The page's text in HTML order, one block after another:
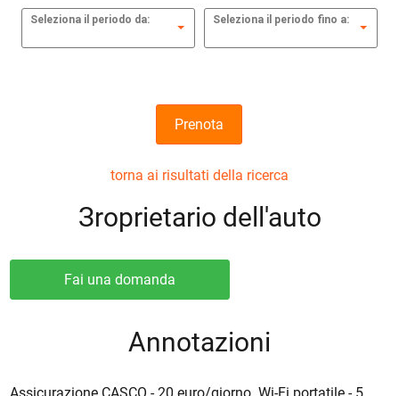
Seleziona il periodo da: Seleziona il periodo fino a:
Prenota
torna ai risultati della ricerca
Зroprietario dell'auto
Fai una domanda
Annotazioni